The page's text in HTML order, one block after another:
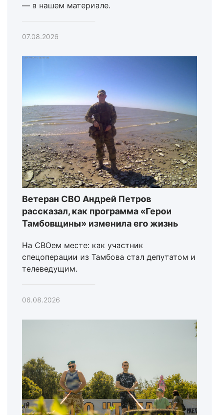
— в нашем материале.
07.08.2026
Ветеран СВО Андрей Петров
рассказал, как программа «Герои
Тамбовщины» изменила его жизнь
На СВОем месте: как участник
спецоперации из Тамбова стал депутатом и
телеведущим.
06.08.2026